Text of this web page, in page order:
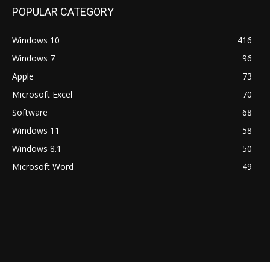
POPULAR CATEGORY
Windows 10
416
Windows 7
96
Apple
73
Microsoft Excel
70
Software
68
Windows 11
58
Windows 8.1
50
Microsoft Word
49